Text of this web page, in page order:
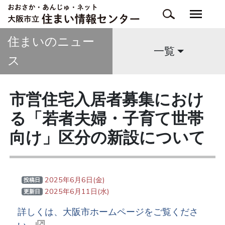
住まいのニュー
ス
一覧
市営住宅入居者募集におけ
る「若者夫婦・子育て世帯
向け」区分の新設について
投稿日 2025年6月6日(金)
更新日 2025年6月11日(水)
詳しくは、大阪市ホームページをご覧くださ